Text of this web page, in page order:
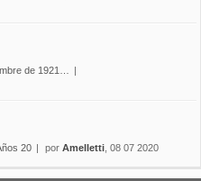
de 1921…
20 por Amelletti , 08 07 2020